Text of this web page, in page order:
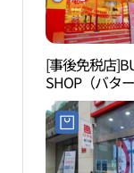
[事後免税店
SHOP（バタ
プ）・ミョン
洞）店(버터샵